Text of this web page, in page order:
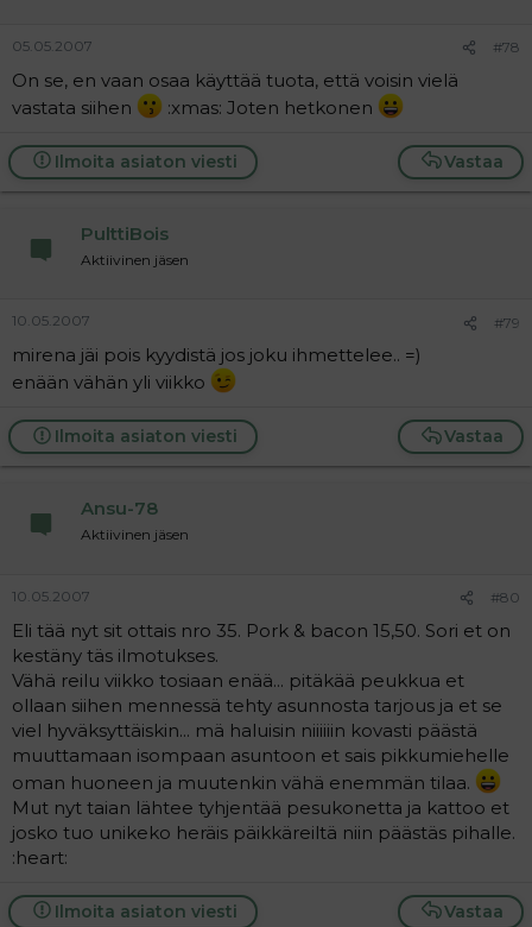
05.05.2007 #78
On se, en vaan osaa käyttää tuota, että voisin vielä
vastata siihen
:xmas: Joten hetkonen
Vastaa
Ilmoita asiaton viesti
PulttiBois
Aktiivinen jäsen
10.05.2007 #79
mirena jäi pois kyydistä jos joku ihmettelee.. =)
enään vähän yli viikko
Vastaa
Ilmoita asiaton viesti
Ansu-78
Aktiivinen jäsen
10.05.2007 #80
Eli tää nyt sit ottais nro 35. Pork & bacon 15,50. Sori et on
kestäny täs ilmotukses.
Vähä reilu viikko tosiaan enää... pitäkää peukkua et
ollaan siihen mennessä tehty asunnosta tarjous ja et se
viel hyväksyttäiskin... mä haluisin niiiiiin kovasti päästä
muuttamaan isompaan asuntoon et sais pikkumiehelle
oman huoneen ja muutenkin vähä enemmän tilaa.
Mut nyt taian lähtee tyhjentää pesukonetta ja kattoo et
josko tuo unikeko heräis päikkäreiltä niin päästäs pihalle.
:heart:
Vastaa
Ilmoita asiaton viesti